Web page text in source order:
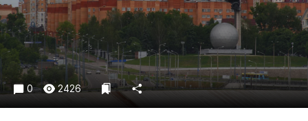
Праздники
Происшествия
Спорт
Экономика и бизнес
ПРОЕКТЫ
0 2426